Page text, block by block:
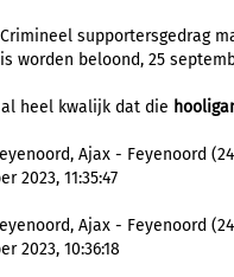
Crimineel supportersgedrag
worden beloond, 25
heel kwalijk dat die
Ajax - Feyenoord
2023, 11:35:47
Ajax - Feyenoord
2023, 10:36:18